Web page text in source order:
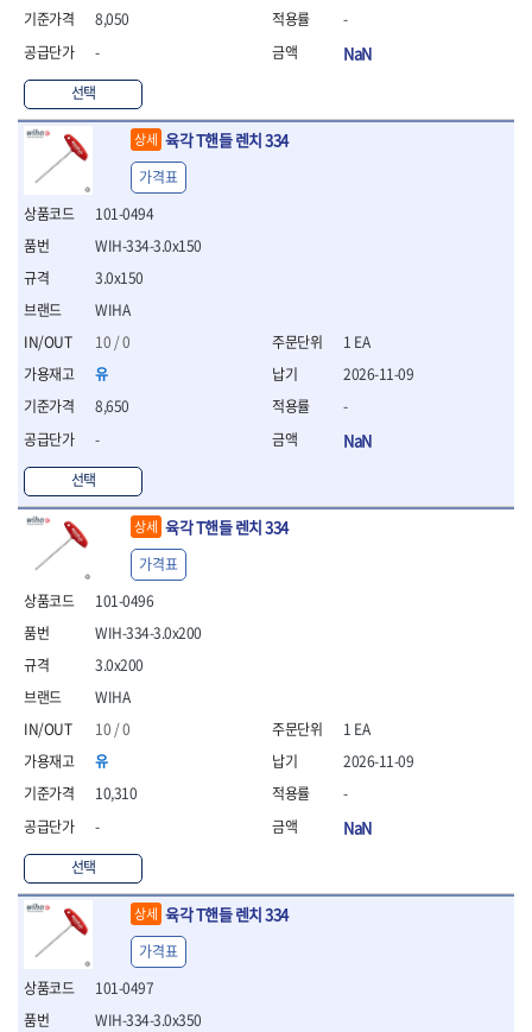
- 목공용줄
- 판금줄홀더
- 줄
공구함.공구집
- 공구함
- 탑체스터
- 플라스틱이동공구함
- 공구통
- 기타공구
- 공구가방
기타 작업공구
- 케이스
- 수리키트
- 고정링/링
8,050
-
선택
-
NaN
상세 육각 T핸들 렌치 334
101-0494
WIHA
10 / 0
유
8,650
-
선택
WIH-334-3.0x150
3.0x150
가격표
1 EA
2026-11-09
-
NaN
상세 육각 T핸들 렌치 334
101-0496
WIHA
10 / 0
유
10,310
-
선택
WIH-334-3.0x200
3.0x200
가격표
1 EA
2026-11-09
-
NaN
상세 육각 T핸들 렌치 334
101-0497
WIH-334-3.0x350
가격표